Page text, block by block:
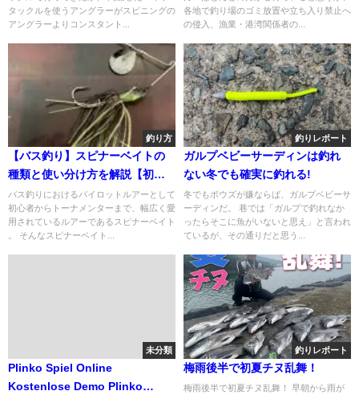
タックルを使うアングラーがスピニングの
アングラーよりコンスタント...
各地で釣り場のゴミ放置や立ち入り禁止へ
の侵入、漁業・港湾関係者の...
釣り方
【バス釣り】スピナーベイトの
種類と使い分け方を解説【初心
者向け】
バス釣りにおけるパイロットルアーとして
初心者からトーナメンターまで、幅広く愛
用されているルアーであるスピナーベイト
。 そんなスピナーベイト...
釣りレポート
ガルプベビーサーディンは釣れ
ない冬でも確実に釣れる!
冬でもボウズが嫌ならば、ガルプベビーサ
ーディンだ。 巷では「ガルプで釣れなか
ったらそこに魚がいないと思え」と言われ
ているが、その通りだと思う...
未分類
Plinko Spiel Online
Kostenlose Demo Plinko
釣りレポート
梅雨後半で初夏チヌ乱舞！
梅雨後半で初夏チヌ乱舞！ 早朝から雨が